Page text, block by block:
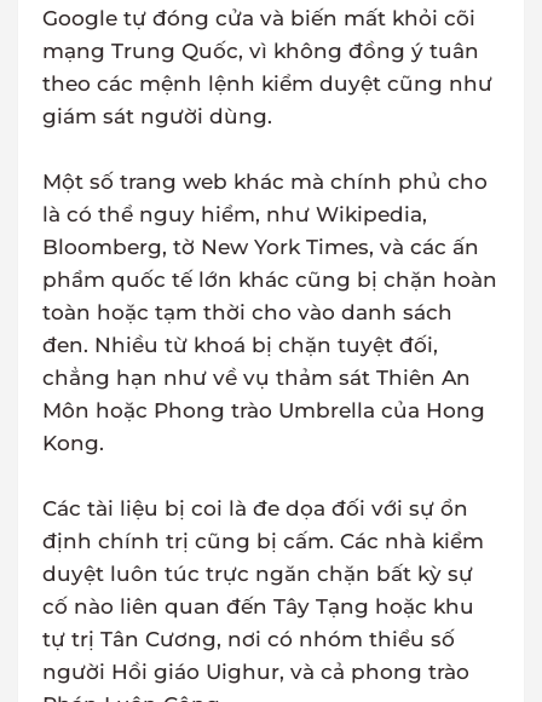
Google tự đóng cửa và biến mất khỏi cõi
mạng Trung Quốc, vì không đồng ý tuân
theo các mệnh lệnh kiểm duyệt cũng như
giám sát người dùng.
Một số trang web khác mà chính phủ cho
là có thể nguy hiểm, như Wikipedia,
Bloomberg, tờ New York Times, và các ấn
phẩm quốc tế lớn khác cũng bị chặn hoàn
toàn hoặc tạm thời cho vào danh sách
đen. Nhiều từ khoá bị chặn tuyệt đối,
chẳng hạn như về vụ thảm sát Thiên An
Môn hoặc Phong trào Umbrella của Hong
Kong.
Các tài liệu bị coi là đe dọa đối với sự ổn
định chính trị cũng bị cấm. Các nhà kiểm
duyệt luôn túc trực ngăn chặn bất kỳ sự
cố nào liên quan đến Tây Tạng hoặc khu
tự trị Tân Cương, nơi có nhóm thiểu số
người Hồi giáo Uighur, và cả phong trào